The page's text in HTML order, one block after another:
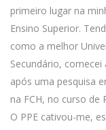
primeiro lugar na
Ensino Superior.
como a melhor
Secundário,
após uma pesquisa
na FCH, no curso de
O PPE cativou-me,